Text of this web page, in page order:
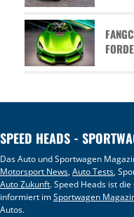
SPEED HEADS -
Das Auto und Sportwagen
Motorsport News,Auto Tests,
Auto Zukunft. Speed Heads ist
informiert imSportwagen
Autos.